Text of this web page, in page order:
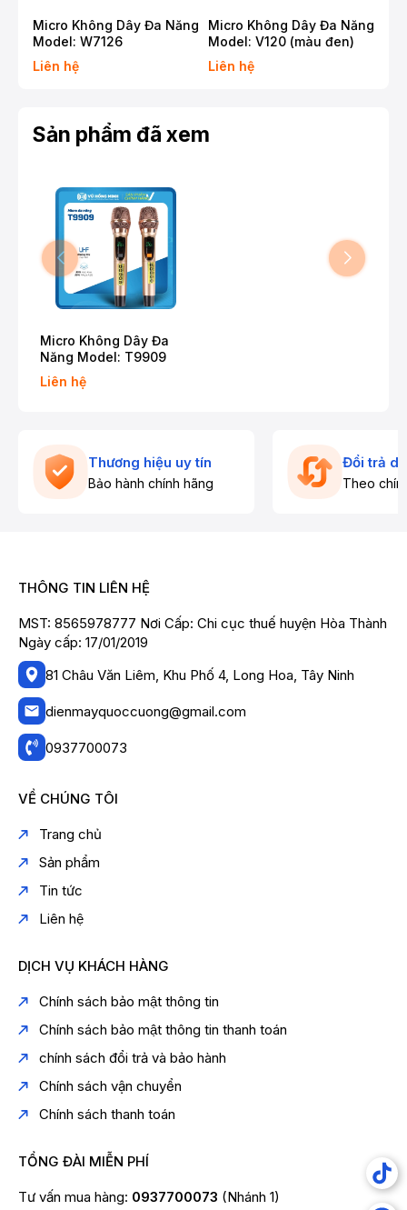
Micro Không Dây Đa Năng
Model: W7126
Liên hệ
Micro Không Dây Đa Năng
Model: V120 (màu đen)
Liên hệ
Sản phẩm đã xem
Micro Không Dây Đa
Năng Model: T9909
Liên hệ
Thương hiệu uy tín
Bảo hành chính hãng
Đổi trả
Theo
THÔNG TIN LIÊN HỆ
MST: 8565978777 Nơi Cấp: Chi cục thuế huyện Hòa Thành
Ngày cấp: 17/01/2019
81 Châu Văn Liêm, Khu Phố 4, Long Hoa, Tây Ninh
dienmayquoccuong@gmail.com
0937700073
VỀ CHÚNG TÔI
Trang chủ
Sản phẩm
Tin tức
Liên hệ
DỊCH VỤ KHÁCH HÀNG
Chính sách bảo mật thông tin
Chính sách bảo mật thông tin thanh toán
chính sách đổi trả và bảo hành
Chính sách vận chuyển
Chính sách thanh toán
TỔNG ĐÀI MIỄN PHÍ
Tư vấn mua hàng: 0937700073 (Nhánh 1)